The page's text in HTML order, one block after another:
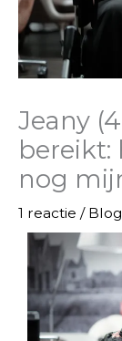
Jeany
bereikt:
nog
1 reactie / Blog